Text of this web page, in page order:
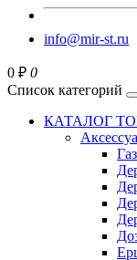
info@mir-st.ru
0 ₽ 0
Список категорий
КАТАЛОГ